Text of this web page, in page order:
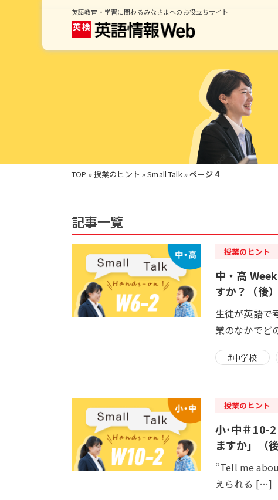
英語教育・学習に関わるみなさまへのお役立ちサイト
TOP »授業のヒント »Small Talk»ページ 4
記事一覧
授業のヒント
中・高
すか？（後）
生徒が英語で
業のなかでど
#中学校
授業のヒント
小･中＃10-
ますか」（後
“Tell me
えられる […]